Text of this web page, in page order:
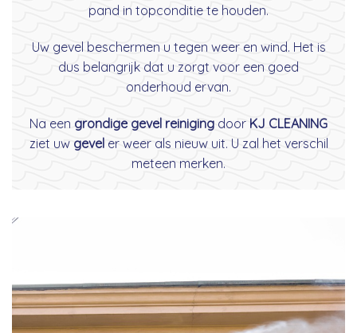
pand in topconditie te houden.
Uw gevel beschermen u tegen weer en wind. Het is
dus belangrijk dat u zorgt voor een goed
onderhoud ervan.
Na een grondige gevel reiniging door KJ CLEANING
ziet uw geveler weer als nieuw uit. U zal het verschil
meteen merken.